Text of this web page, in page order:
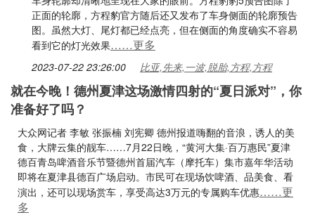
正面的轮廓，方程豹官方随后还又发布了车身侧面的轮廓预告
图。虽然大灯、尾灯都已经点亮，但在侧面的角度确实不容易
看到它的灯光效果……更多
2023-07-22 23:26:00 比亚,先来,一波,脱胎,方程,方程
就在今晚！德州夏津这场激情四射的“夏日派对”，你
准备好了吗？
大众网记者 李敏 张振楠 刘宪卿 德州报道嗨翻的音浪，诱人的美
食，大牌云集的靓车……7月22日晚，“黄河大集·百万惠民”夏津
德百青岛啤酒音乐节暨德州首届汽车（摩托车）集市嘉年华活动
即将在夏津县德百广场启动。市民可在现场饮啤酒、品美食、看
演出，还可以现场赏车，享受高达3万元的专属购车优惠……更
多